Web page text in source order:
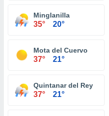
Minglanilla
35° 20°
Mota del Cuervo
37° 21°
Quintanar del Rey
37° 21°